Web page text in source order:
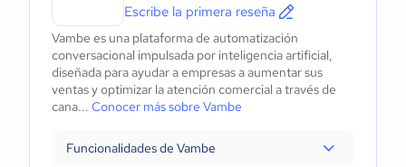
Escribe la primera reseña
Vambe es una plataforma de automatización
conversacional impulsada por inteligencia artificial,
diseñada para ayudar a empresas a aumentar sus
ventas y optimizar la atención comercial a través de
cana... Conocer más sobre Vambe
Funcionalidades de Vambe